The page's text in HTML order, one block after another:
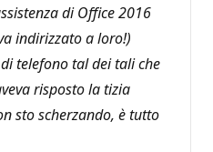
di Office 2016
indirizzato a loro!)
telefono tal dei tali che
risposto la tizia
sto scherzando, è tutto